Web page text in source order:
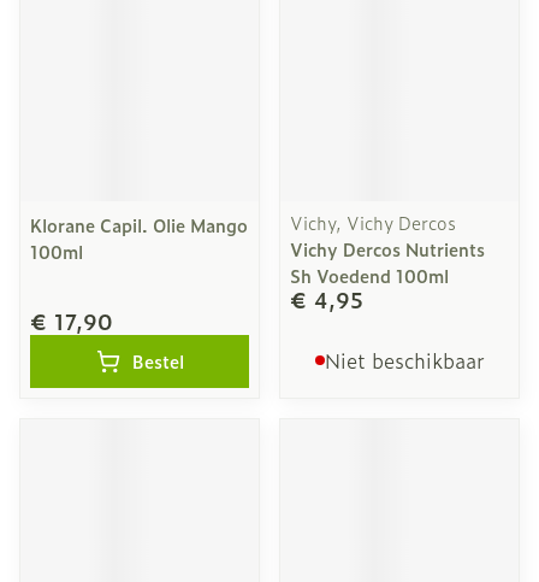
Klorane Capil. Olie Mango
100ml
€ 17,90
Bestel
Vichy, Vichy Dercos
Vichy Dercos Nutrients
Sh Voedend 100ml
€ 4,95
Niet beschikbaar